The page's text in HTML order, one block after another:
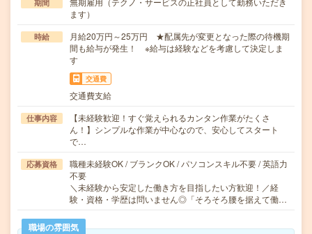
期間
ます）
時給
月給20万円～25万円 ★配属先が変更となった際の待機期
間も給与が発生！ ※給与は経験などを考慮して決定しま
す
交通費
交通費支給
仕事内容
【未経験歓迎！すぐ覚えられるカンタン作業がたくさ
ん！】シンプルな作業が中心なので、安心してスタート
で…
応募資格
職種未経験OK / ブランクOK / パソコンスキル不要 / 英語力
不要
＼未経験から安定した働き方を目指したい方歓迎！／経
験・資格・学歴は問いません◎「そろそろ腰を据えて働…
職場の雰囲気